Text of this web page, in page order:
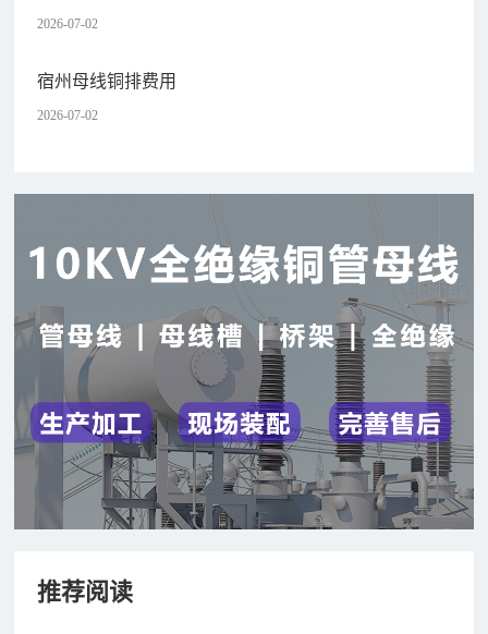
2026-07-02
宿州母线铜排费用
2026-07-02
推荐阅读